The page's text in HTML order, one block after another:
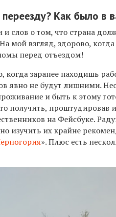
Как было в
слов о том, что страна
мой взгляд, здорово,
перед отъездом!
когда заранее находишь
явно не будут лишними.
и быть к этому
получить, проштудировав
на Фейсбуке.
изучить их крайне
». Плюс есть